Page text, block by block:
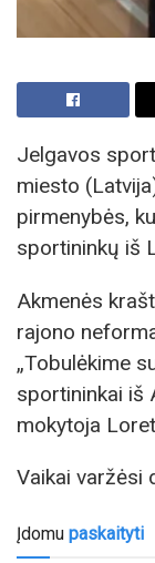
Jelgavos
miesto
pirmenybės,
sportininkų iš
Akmenės
rajono
„Tobulėkime
sportininkai iš
mokytoja
Vaikai varžėsi
Įdomu paskaityti